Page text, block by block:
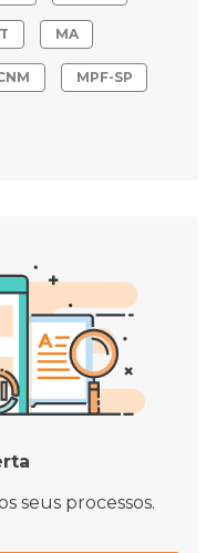
MA
MPF-SP
seus processos.